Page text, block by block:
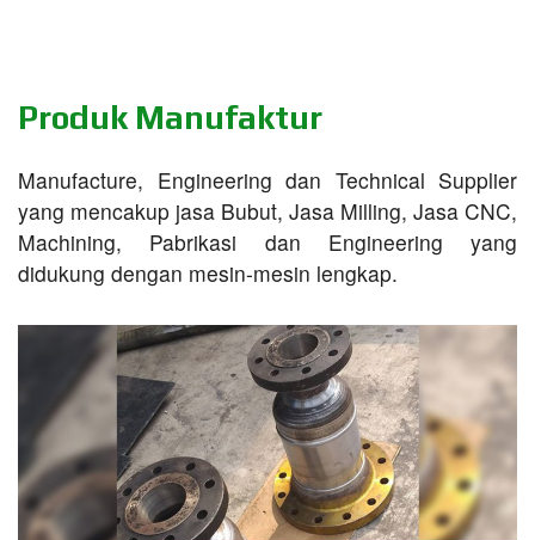
Produk Manufaktur
Manufacture, Engineering dan Technical Supplier
yang mencakup jasa Bubut, Jasa Milling, Jasa CNC,
Machining, Pabrikasi dan Engineering yang
didukung dengan mesin-mesin lengkap.